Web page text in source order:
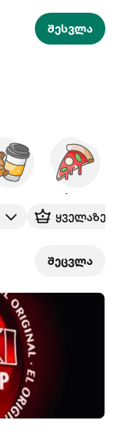
შესვლა
პიცა
ყველაზე
შეცვლა